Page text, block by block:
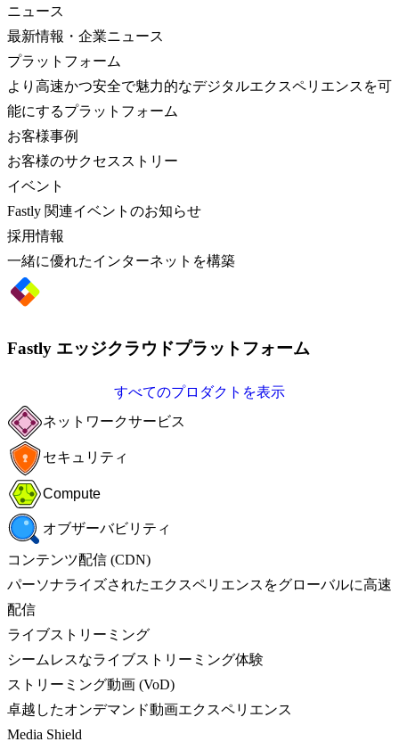
ニュース
最新情報・企業ニュース
プラットフォーム
より高速かつ安全で魅力的なデジタルエクスペリエンスを可
能にするプラットフォーム
お客様事例
お客様のサクセスストリー
イベント
Fastly 関連イベントのお知らせ
採用情報
一緒に優れたインターネットを構築
Fastly エッジクラウドプラットフォーム
すべてのプロダクトを表示
ネットワークサービス
セキュリティ
Compute
オブザーバビリティ
コンテンツ配信 (CDN)
パーソナライズされたエクスペリエンスをグローバルに高速
配信
ライブストリーミング
シームレスなライブストリーミング体験
ストリーミング動画 (VoD)
卓越したオンデマンド動画エクスペリエンス
Media Shield